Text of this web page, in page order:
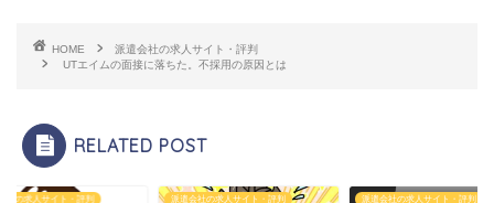
HOME
派遣会社の求人サイト・評判
UTエイムの面接に落ちた。不採用の原因とは
RELATED POST
社の求人サイト・評判 派遣会社の求人サイト・評判 派遣会社の求人サイト・評判